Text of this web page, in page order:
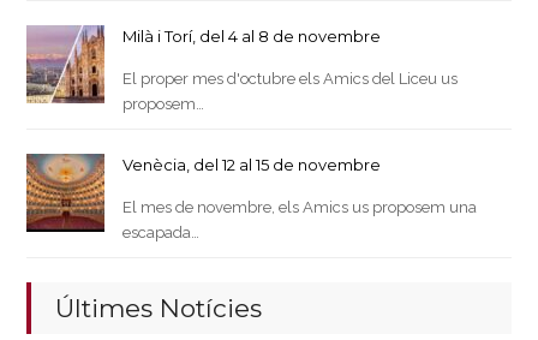
Milà i Torí, del 4 al 8 de novembre
El proper mes d'octubre els Amics del Liceu us
proposem…
Venècia, del 12 al 15 de novembre
El mes de novembre, els Amics us proposem una
escapada…
Últimes Notícies